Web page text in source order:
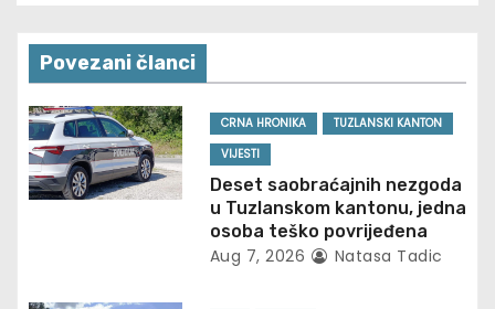
t
n
a
v
Povezani članci
CRNA HRONIKA
TUZLANSKI KANTON
VIJESTI
Deset saobraćajnih nezgoda
u Tuzlanskom kantonu, jedna
osoba teško povrijeđena
Aug 7, 2026 Natasa Tadic